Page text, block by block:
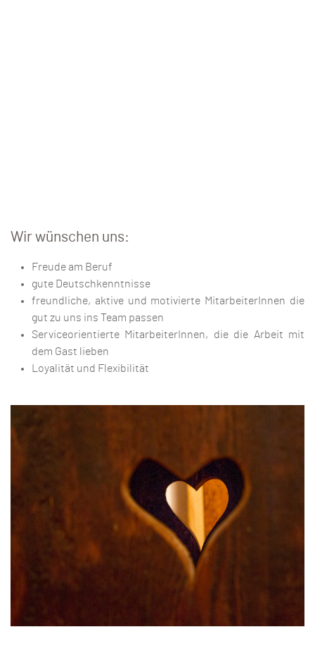
Wir wünschen uns:
Freude am Beruf
gute Deutschkenntnisse
freundliche, aktive und motivierte MitarbeiterInnen die
gut zu uns ins Team passen
Serviceorientierte MitarbeiterInnen, die die Arbeit mit
dem Gast lieben
Loyalität und Flexibilität